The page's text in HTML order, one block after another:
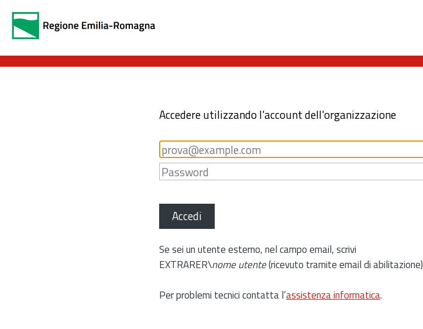
Accedere utilizzando l'account dell'organizzazione
Accedi
Se sei un utente esterno, nel campo email, scrivi
EXTRARER\nome utente(ricevuto tramite email di abilitazione)
Per problemi tecnici contatta l’assistenza informatica.